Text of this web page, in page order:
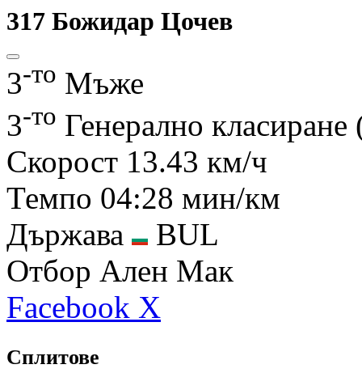
317 Божидар Цочев
3-то Мъже
3-то Генерално
Скорост 13.43 км/ч
Темпо 04:28 мин/км
Държава
BUL
Отбор Ален Мак
Facebook X
Сплитове